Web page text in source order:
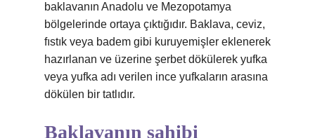
baklavanın Anadolu ve Mezopotamya
bölgelerinde ortaya çıktığıdır. Baklava, ceviz,
fıstık veya badem gibi kuruyemişler eklenerek
hazırlanan ve üzerine şerbet dökülerek yufka
veya yufka adı verilen ince yufkaların arasına
dökülen bir tatlıdır.
Baklavanın sahibi